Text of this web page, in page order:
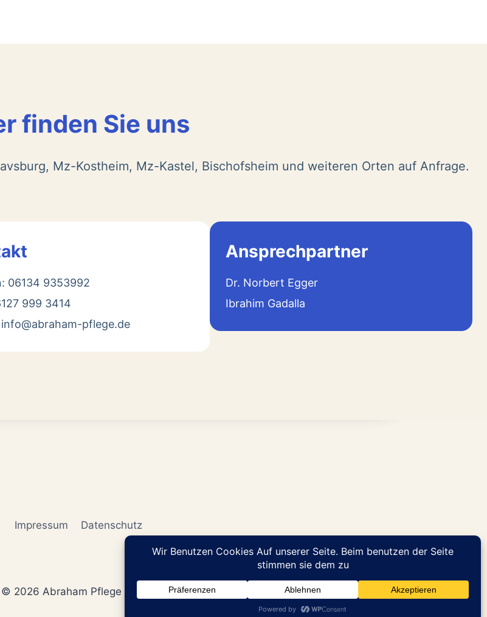
finden Sie uns
Mz-Kostheim, Mz-Kastel, Bischofsheim und weiteren Orten auf Anfrage.
06134 9353992
999 3414
pflege.de
Ansprechpartner
Dr. Norbert Egger
Ibrahim Gadalla
Impressum Datenschutz
© 2026 Abraham Pflege GmbH